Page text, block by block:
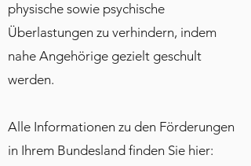
physische sowie psychische
Überlastungen zu verhindern, indem
nahe Angehörige gezielt geschult
werden.
Alle Informationen zu den Förderungen
in Ihrem Bundesland finden Sie hier: